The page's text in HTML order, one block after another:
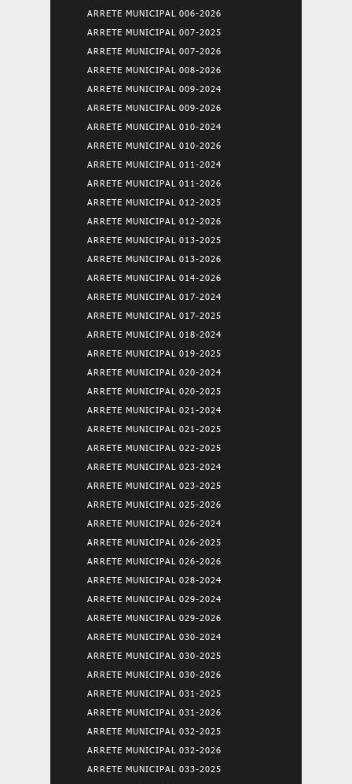
ARRETE MUNICIPAL 006-2026
ARRETE MUNICIPAL 007-2025
ARRETE MUNICIPAL 007-2026
ARRETE MUNICIPAL 008-2026
ARRETE MUNICIPAL 009-2024
ARRETE MUNICIPAL 009-2026
ARRETE MUNICIPAL 010-2024
ARRETE MUNICIPAL 010-2026
ARRETE MUNICIPAL 011-2024
ARRETE MUNICIPAL 011-2026
ARRETE MUNICIPAL 012-2025
ARRETE MUNICIPAL 012-2026
ARRETE MUNICIPAL 013-2025
ARRETE MUNICIPAL 013-2026
ARRETE MUNICIPAL 014-2026
ARRETE MUNICIPAL 017-2024
ARRETE MUNICIPAL 017-2025
ARRETE MUNICIPAL 018-2024
ARRETE MUNICIPAL 019-2025
ARRETE MUNICIPAL 020-2024
ARRETE MUNICIPAL 020-2025
ARRETE MUNICIPAL 021-2024
ARRETE MUNICIPAL 021-2025
ARRETE MUNICIPAL 022-2025
ARRETE MUNICIPAL 023-2024
ARRETE MUNICIPAL 023-2025
ARRETE MUNICIPAL 025-2026
ARRETE MUNICIPAL 026-2024
ARRETE MUNICIPAL 026-2025
ARRETE MUNICIPAL 026-2026
ARRETE MUNICIPAL 028-2024
ARRETE MUNICIPAL 029-2024
ARRETE MUNICIPAL 029-2026
ARRETE MUNICIPAL 030-2024
ARRETE MUNICIPAL 030-2025
ARRETE MUNICIPAL 030-2026
ARRETE MUNICIPAL 031-2025
ARRETE MUNICIPAL 031-2026
ARRETE MUNICIPAL 032-2025
ARRETE MUNICIPAL 032-2026
ARRETE MUNICIPAL 033-2025